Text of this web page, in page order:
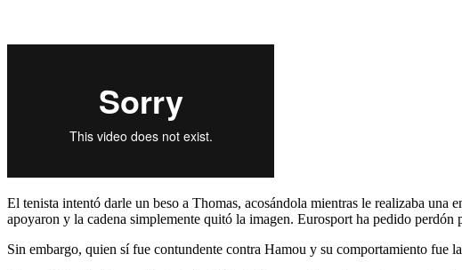
El tenista intentó darle un beso a Thomas, acosándola mientras le realizaba una
apoyaron y la cadena simplemente quitó la imagen. Eurosport ha pedido perdón
Sin embargo, quien sí fue contundente contra Hamou y su comportamiento fue